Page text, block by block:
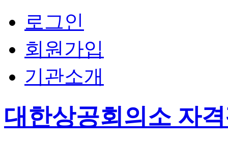
로그인
회원가입
기관소개
대한상공회의소 자